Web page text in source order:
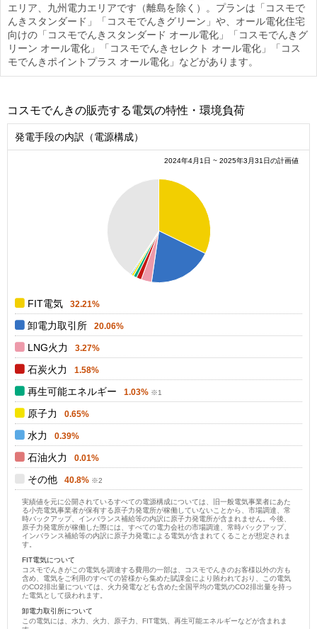
エリア、九州電力エリアです（離島を除く）。プランは「コスモで
んきスタンダード」「コスモでんきグリーン」や、オール電化住宅
向けの「コスモでんきスタンダード オール電化」「コスモでんきグ
リーン オール電化」「コスモでんきセレクト オール電化」「コス
モでんきポイントプラス オール電化」などがあります。
コスモでんきの販売する電気の特性・環境負荷
発電手段の内訳（電源構成）
2024年4月1日 ~ 2025年3月31日の計画値
FIT電気 32.21%
卸電力取引所 20.06%
LNG火力 3.27%
石炭火力 1.58%
再生可能エネルギー 1.03%
原子力 0.65%
水力 0.39%
石油火力 0.01%
その他 40.8%
実績値を元に公開されているすべての電源構成については、旧一般電気事業者にあた
る小売電気事業者が保有する原子力発電所が稼働していないことから、市場調達、常
時バックアップ、インバランス補給等の内訳に原子力発電所が含まれません。今後、
原子力発電所が稼働した際には、すべての電力会社の市場調達、常時バックアップ、
インバランス補給等の内訳に原子力発電による電気が含まれてくることが想定されま
す。
FIT電気について
コスモでんきがこの電気を調達する費用の一部は、コスモでんきのお客様以外の方も
含め、電気をご利用のすべての皆様から集めた賦課金により賄われており、この電気
のCO2排出量については、火力発電なども含めた全国平均の電気のCO2排出量を持っ
た電気として扱われます。
卸電力取引所について
この電気には、水力、火力、原子力、FIT電気、再生可能エネルギーなどが含まれま